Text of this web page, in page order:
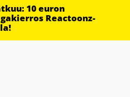
10 euron
Reactoonz-